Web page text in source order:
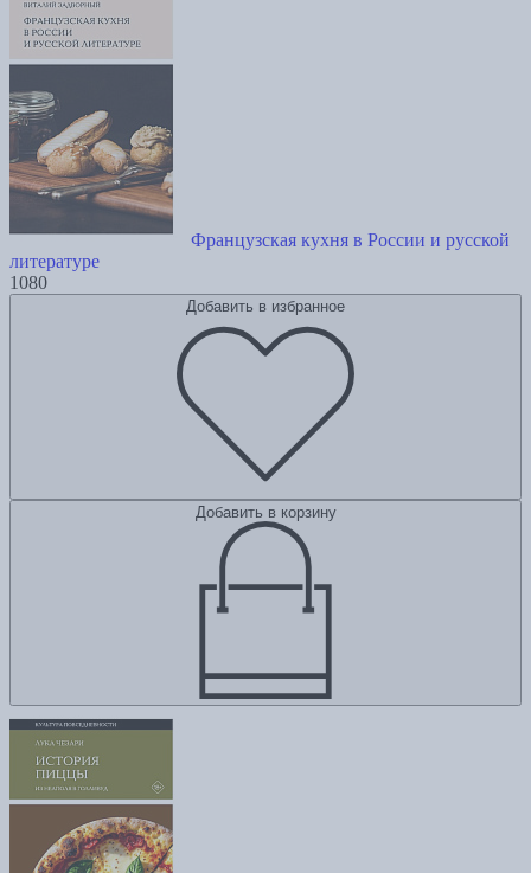
Французская кухня в России и русской
литературе
1080
Добавить в избранное
Добавить в корзину